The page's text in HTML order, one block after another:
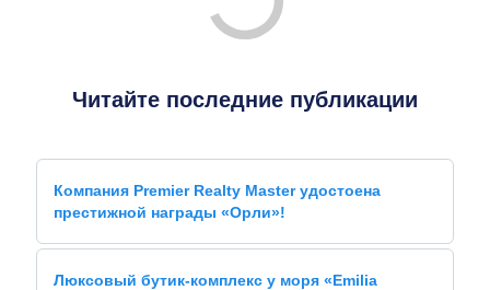
Читайте последние публикации
Компания Premier Realty Master удостоена
престижной награды «Орли»!
Люксовый бутик-комплекс у моря «Emilia